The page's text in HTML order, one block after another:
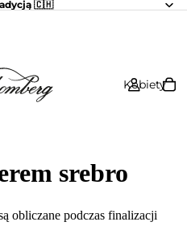
🇨🇭
Kobiety
srebro
obliczane podczas finalizacji